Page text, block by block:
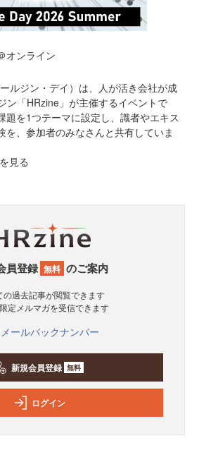
オンライン
ルジン・デイ）は、人が活き会社が成
ン「HRzine」が主催するイベントで
題を1つテーマに設定し、識者やエキス
を、参加者のみなさんと共有していま
見る
員登録 無料 のご案内
の過去記事が閲覧できます
定メルマガを受信できます
メールバックナンバー
新規会員登録 無料
ログイン